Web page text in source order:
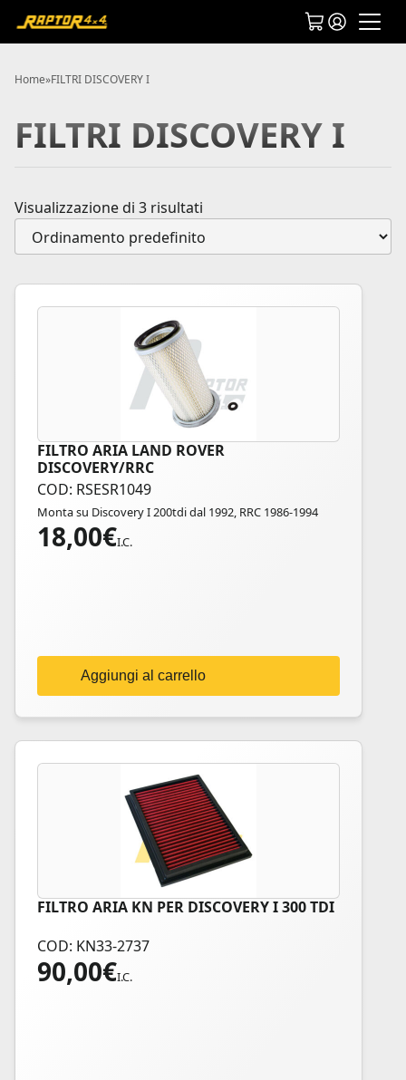
Home»FILTRI DISCOVERY I
FILTRI DISCOVERY I
Visualizzazione di 3 risultati
FILTRO ARIA LAND ROVER
DISCOVERY/RRC
COD: RSESR1049
Monta su Discovery I 200tdi dal 1992, RRC 1986-1994
18,00€I.C.
Aggiungi al carrello
FILTRO ARIA KN PER DISCOVERY I 300 TDI
COD: KN33-2737
90,00€I.C.